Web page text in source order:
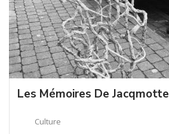
Les Mémoires De Jacqmotte
Culture